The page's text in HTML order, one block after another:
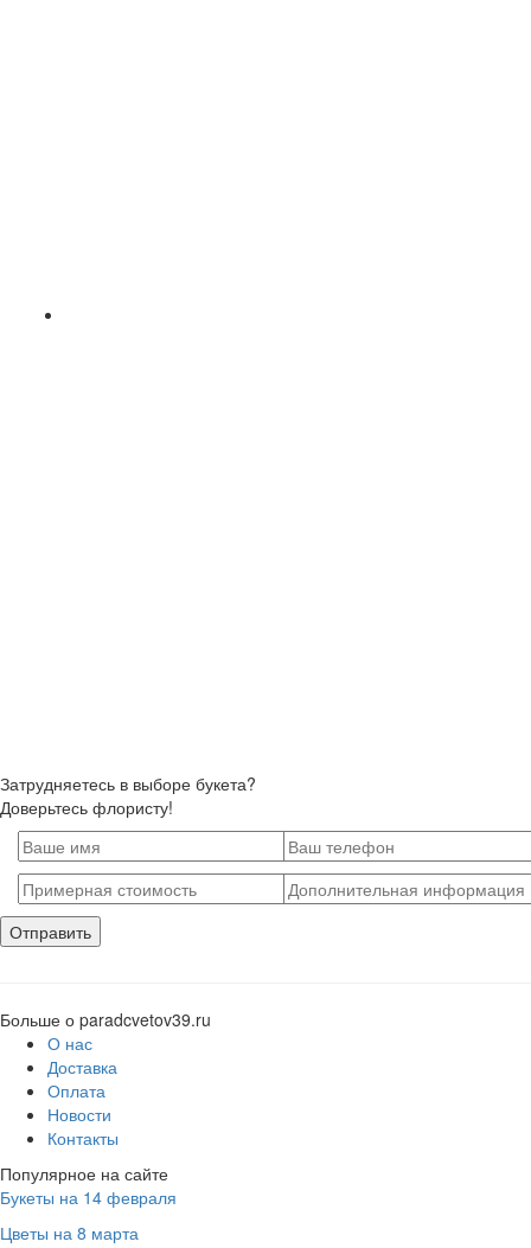
Затрудняетесь в выборе букета?
Доверьтесь флористу!
Больше о paradcvetov39.ru
О нас
Доставка
Оплата
Новости
Контакты
Популярное на сайте
Букеты на 14 февраля
Цветы на 8 марта